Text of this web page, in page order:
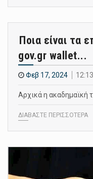
Ποια είναι τα
gov.gr wallet...
Φεβ 17, 2024
Αρχικά η ακαδημαϊκή
ΔΙΑΒΑΣΤΕ ΠΕΡΙΣΣΟΤΕΡΑ